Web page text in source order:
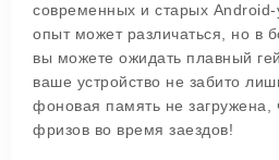
современных и старых Android-
опыт может различаться, но в
вы можете ожидать плавный
ваше устройство не забито
фоновая память не загружена,
фризов во время заездов!